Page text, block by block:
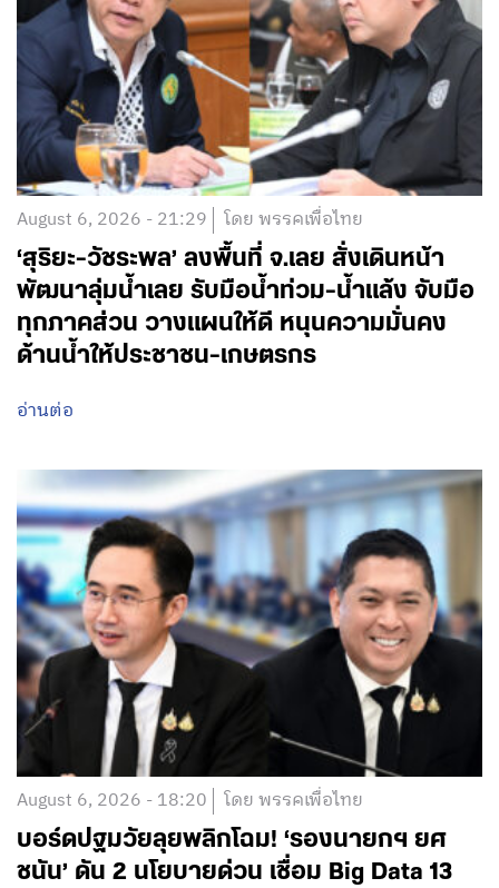
August 6, 2026 - 21:29 โดย พรรคเพื่อไทย
‘สุริยะ-วัชระพล’ ลงพื้นที่ จ.เลย สั่งเดินหน้า
พัฒนาลุ่มน้ำเลย รับมือน้ำท่วม-น้ำแล้ง จับมือ
ทุกภาคส่วน วางแผนให้ดี หนุนความมั่นคง
ด้านน้ำให้ประชาชน-เกษตรกร
อ่านต่อ
August 6, 2026 - 18:20 โดย พรรคเพื่อไทย
บอร์ดปฐมวัยลุยพลิกโฉม! ‘รองนายกฯ ยศ
ชนัน’ ดัน 2 นโยบายด่วน เชื่อม Big Data 13